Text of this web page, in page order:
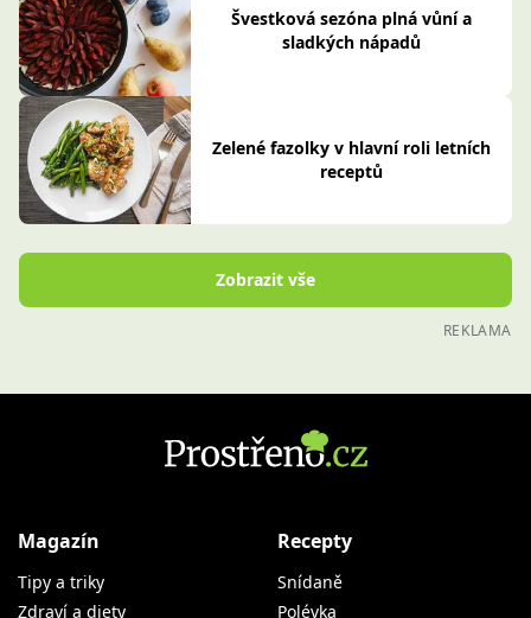
Švestková sezóna plná vůní a
sladkých nápadů
Zelené fazolky v hlavní roli letních
receptů
Zobrazit vše
REKLAMA
Magazín
Tipy a triky
Zdraví a diety
Recepty
Snídaně
Polévka